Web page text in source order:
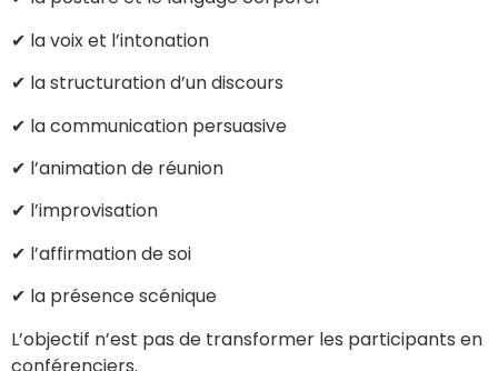
✔ la voix et l’intonation
✔ la structuration d’un discours
✔ la communication persuasive
✔ l’animation de réunion
✔ l’improvisation
✔ l’affirmation de soi
✔ la présence scénique
L’objectif n’est pas de transformer les participants en
conférenciers.